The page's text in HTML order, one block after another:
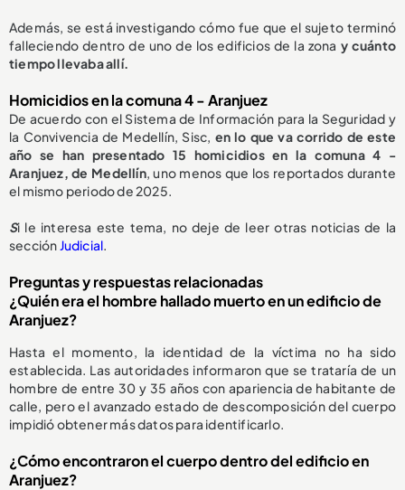
Además, se está investigando cómo fue que el sujeto terminó
falleciendo dentro de uno de los edificios de la zona y cuánto
tiempo llevaba allí.
Homicidios en la comuna 4 - Aranjuez
De acuerdo con el Sistema de Información para la Seguridad y
la Convivencia de Medellín, Sisc, en lo que va corrido de este
año se han presentado 15 homicidios en la comuna 4 -
Aranjuez, de Medellín, uno menos que los reportados durante
el mismo periodo de 2025.
Si le interesa este tema, no deje de leer otras noticias de la
secciónJudicial.
Preguntas y respuestas relacionadas
¿Quién era el hombre hallado muerto en un edificio de
Aranjuez?
Hasta el momento, la identidad de la víctima no ha sido
establecida. Las autoridades informaron que se trataría de un
hombre de entre 30 y 35 años con apariencia de habitante de
calle, pero el avanzado estado de descomposición del cuerpo
impidió obtener más datos para identificarlo.
¿Cómo encontraron el cuerpo dentro del edificio en
Aranjuez?